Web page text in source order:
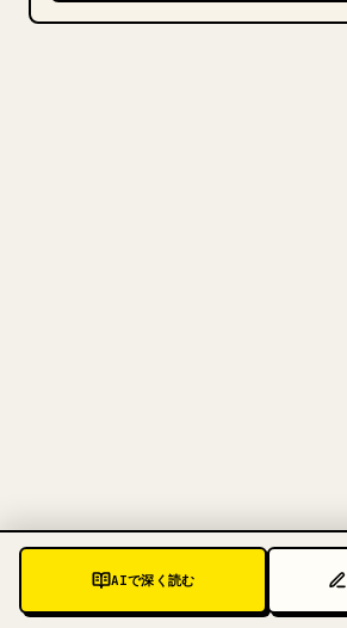
AIで深く読む